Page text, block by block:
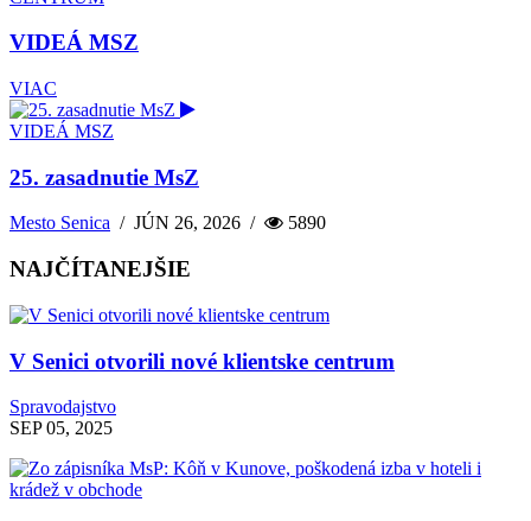
VIDEÁ MSZ
VIAC
VIDEÁ MSZ
25. zasadnutie MsZ
Mesto Senica /JÚN 26, 2026 / 5890
NAJČÍTANEJŠIE
V Senici otvorili nové klientske centrum
Spravodajstvo
SEP 05, 2025